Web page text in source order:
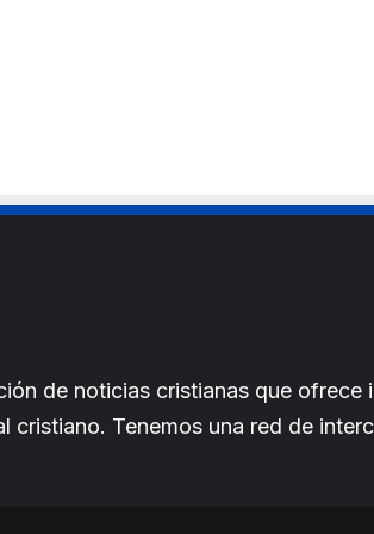
de noticias cristianas que
cristiano. Tenemos una red de